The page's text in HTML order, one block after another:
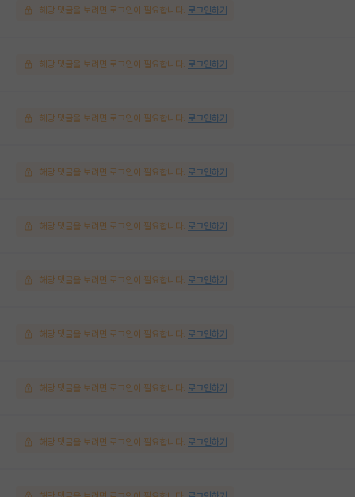
해당 댓글을 보려면 로그인이 필요합니다. 로그인하기
해당 댓글을 보려면 로그인이 필요합니다. 로그인하기
해당 댓글을 보려면 로그인이 필요합니다. 로그인하기
해당 댓글을 보려면 로그인이 필요합니다. 로그인하기
해당 댓글을 보려면 로그인이 필요합니다. 로그인하기
해당 댓글을 보려면 로그인이 필요합니다. 로그인하기
해당 댓글을 보려면 로그인이 필요합니다. 로그인하기
해당 댓글을 보려면 로그인이 필요합니다. 로그인하기
해당 댓글을 보려면 로그인이 필요합니다. 로그인하기